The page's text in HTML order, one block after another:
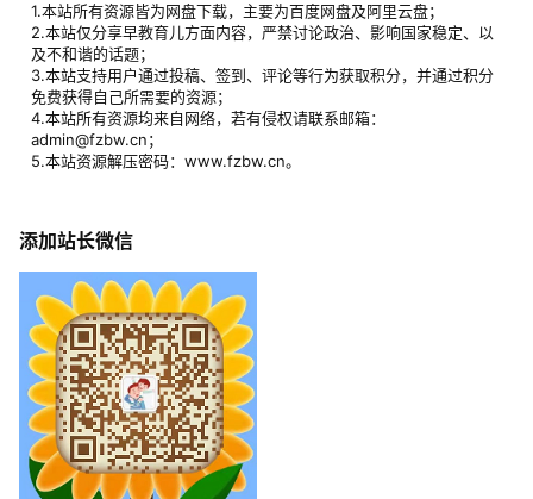
1.本站所有资源皆为网盘下载，主要为百度网盘及阿里云盘；
2.本站仅分享早教育儿方面内容，严禁讨论政治、影响国家稳定、以
及不和谐的话题；
3.本站支持用户通过投稿、签到、评论等行为获取积分，并通过积分
免费获得自己所需要的资源；
4.本站所有资源均来自网络，若有侵权请联系邮箱：
admin@fzbw.cn；
5.本站资源解压密码：www.fzbw.cn。
添加站长微信